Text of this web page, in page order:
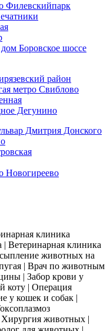
Филевскийпарк
Боровское шоссе
район
метро Свиблово
Дегунино
Дмитрия Донского
Новогиреево
клиника
Ветеринарная клиника
животных на
| Врач по животным
| Забор крови у
коту | Операция
у кошек и собак |
Хирургия животных |